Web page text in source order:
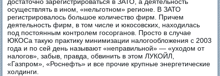
осуществлять в ином, «нельготном» регионе. В ЗАТО
регистрировалось большое количество фирм. Причем
деятельность фирм, в том числе и юкосовских, находилась
под постоянным контролем госорганов. Просто в случае
ЮКОСа такую практику минимизации налогообложения с 2003
года и по сей день называют «неправильной» — «уходом от
налогов», забыв, правда, обвинить в этом ЛУКОЙЛ,
«Газпром», «Роснефть» и все прочие крупные энергетические
холдинги.